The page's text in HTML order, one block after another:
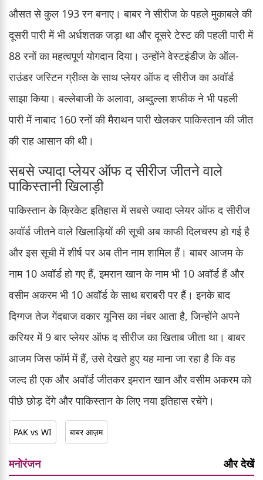
औसत से कुल 193 रन बनाए। बाबर ने सीरीज के पहले मुकाबले की
दूसरी पारी में भी अर्धशतक जड़ा था और दूसरे टेस्ट की पहली पारी में
88 रनों का महत्वपूर्ण योगदान दिया। उन्होंने वेस्टइंडीज के ऑल-
राउंडर जस्टिन ग्रीव्स के साथ प्लेयर ऑफ द सीरीज का अवॉर्ड
साझा किया। बल्लेबाजी के अलावा, अब्दुल्ला शफीक ने भी पहली
पारी में नाबाद 160 रनों की मैराथन पारी खेलकर पाकिस्तान की जीत
की राह आसान की थी।
सबसे ज्यादा प्लेयर ऑफ द सीरीज जीतने वाले
पाकिस्तानी खिलाड़ी
पाकिस्तान के क्रिकेट इतिहास में सबसे ज्यादा प्लेयर ऑफ द सीरीज
अवॉर्ड जीतने वाले खिलाड़ियों की सूची अब काफी दिलचस्प हो गई है
और इस सूची में शीर्ष पर अब तीन नाम शामिल हैं। बाबर आजम के
नाम 10 अवॉर्ड हो गए हैं, इमरान खान के नाम भी 10 अवॉर्ड हैं और
वसीम अकरम भी 10 अवॉर्ड के साथ बराबरी पर हैं। इनके बाद
दिग्गज तेज गेंदबाज वकार यूनिस का नंबर आता है, जिन्होंने अपने
करियर में 9 बार प्लेयर ऑफ द सीरीज का खिताब जीता था। बाबर
आजम जिस फॉर्म में हैं, उसे देखते हुए यह माना जा रहा है कि वह
जल्द ही एक और अवॉर्ड जीतकर इमरान खान और वसीम अकरम को
पीछे छोड़ देंगे और पाकिस्तान के लिए नया इतिहास रचेंगे।
PAK vs WI बाबर आज़म
मनोरंजन और देखें